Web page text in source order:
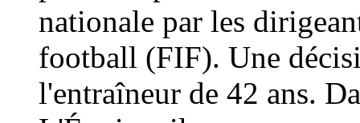
nationale par les
football (FIF). Une
l'entraîneur de 42 ans.